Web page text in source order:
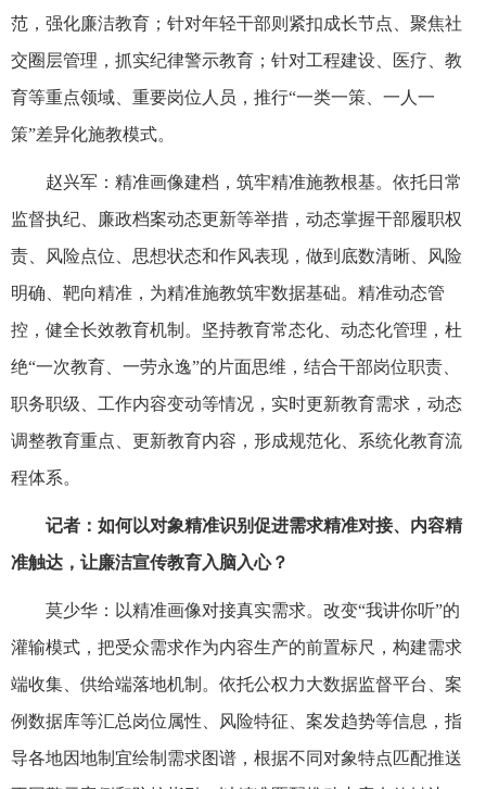
范，强化廉洁教育；针对年轻干部则紧扣成长节点、聚焦社
交圈层管理，抓实纪律警示教育；针对工程建设、医疗、教
育等重点领域、重要岗位人员，推行“一类一策、一人一
策”差异化施教模式。
赵兴军：精准画像建档，筑牢精准施教根基。依托日常
监督执纪、廉政档案动态更新等举措，动态掌握干部履职权
责、风险点位、思想状态和作风表现，做到底数清晰、风险
明确、靶向精准，为精准施教筑牢数据基础。精准动态管
控，健全长效教育机制。坚持教育常态化、动态化管理，杜
绝“一次教育、一劳永逸”的片面思维，结合干部岗位职责、
职务职级、工作内容变动等情况，实时更新教育需求，动态
调整教育重点、更新教育内容，形成规范化、系统化教育流
程体系。
记者：如何以对象精准识别促进需求精准对接、内容精
准触达，让廉洁宣传教育入脑入心？
莫少华：以精准画像对接真实需求。改变“我讲你听”的
灌输模式，把受众需求作为内容生产的前置标尺，构建需求
端收集、供给端落地机制。依托公权力大数据监督平台、案
例数据库等汇总岗位属性、风险特征、案发趋势等信息，指
导各地因地制宜绘制需求图谱，根据不同对象特点匹配推送